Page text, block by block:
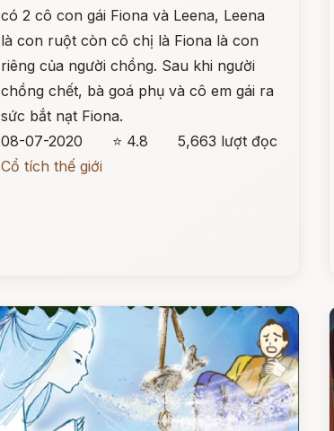
có 2 cô con gái Fiona và Leena, Leena
là con ruột còn cô chị là Fiona là con
riêng của người chồng. Sau khi người
chồng chết, bà goá phụ và cô em gái ra
sức bắt nạt Fiona.
08-07-2020
⭐ 4.8
5,663 lượt đọc
Cổ tích thế giới